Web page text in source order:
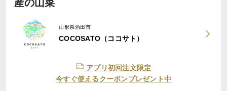
産の山菜
山形県酒田市
COCOSATO（ココサト）
アプリ初回注文限定
今すぐ使えるクーポンプレゼント中